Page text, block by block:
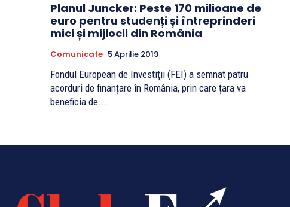
Planul Juncker: Peste 170 milioane de
euro pentru studenți și întreprinderi
mici și mijlocii din România
Comunicate 5 Aprilie 2019
Fondul European de Investiții (FEI) a semnat patru
acorduri de finanțare în România, prin care țara va
beneficia de...